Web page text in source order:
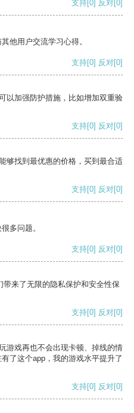
支持[0] 反对[0]
他用户交流学习心得。
支持[0] 反对[0]
以加强防护措施，比如增加双重验
支持[0] 反对[0]
够找到最优惠的价格，买到最合适
支持[0] 反对[0]
多问题。
支持[0] 反对[0]
来了无限的隐私保护和安全性保
支持[0] 反对[0]
游戏再也不会出现卡顿、掉线的情
了这个app，我的游戏水平提升了
支持[0] 反对[0]